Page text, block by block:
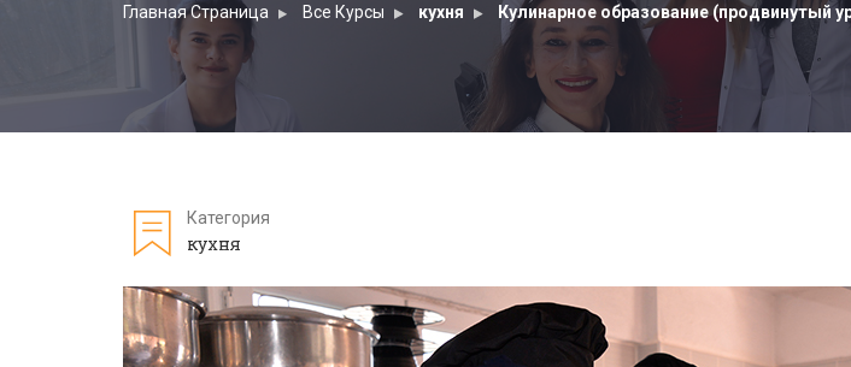
Главная Страница Все Курсы кухня Кулинарное образование (продвинутый
Категория
кухня